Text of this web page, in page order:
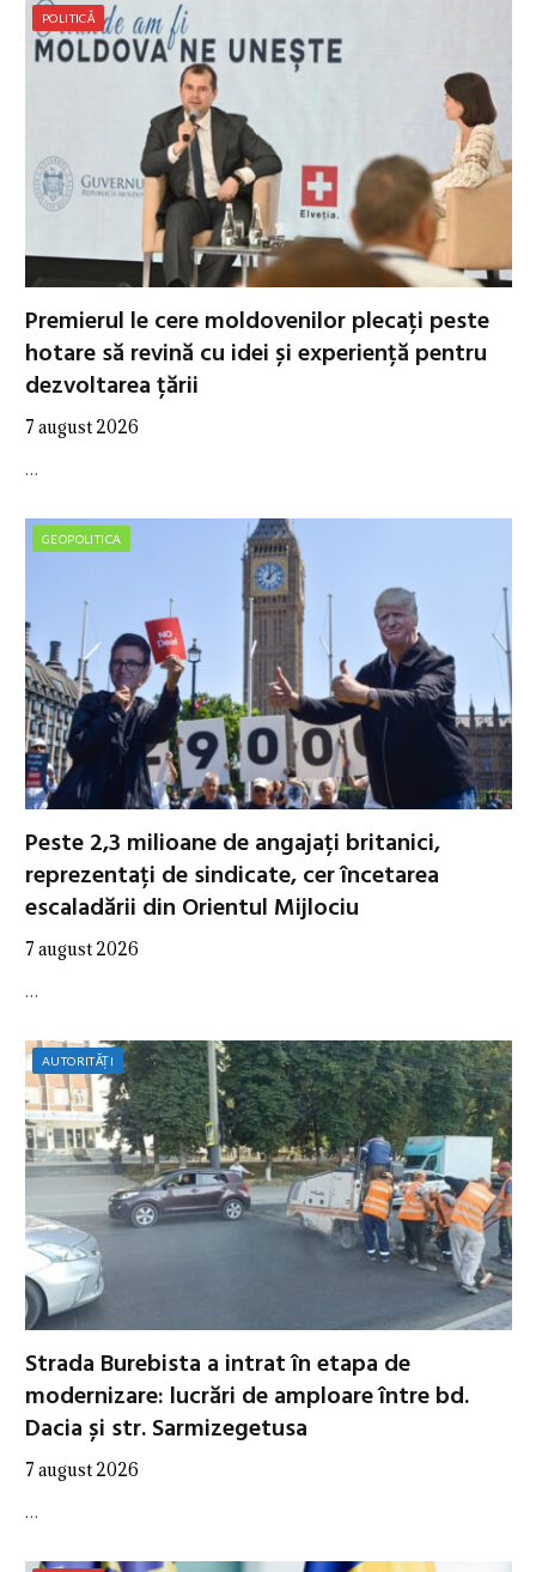
POLITICĂ
Premierul le cere moldovenilor plecați peste
hotare să revină cu idei și experiență pentru
dezvoltarea țării
7 august 2026
…
GEOPOLITICA
Peste 2,3 milioane de angajați britanici,
reprezentați de sindicate, cer încetarea
escaladării din Orientul Mijlociu
7 august 2026
…
AUTORITĂȚI
Strada Burebista a intrat în etapa de
modernizare: lucrări de amploare între bd.
Dacia și str. Sarmizegetusa
7 august 2026
…